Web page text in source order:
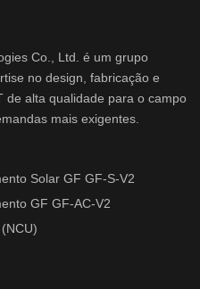
Co., Ltd. é um grupo
no design, fabricação e
de alta qualidade para o campo
mais exigentes.
Solar GF GF-S-V2
GF GF-AC-V2